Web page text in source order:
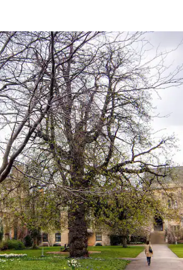
et vers le bas pour les parcourir ou en appuyant et en